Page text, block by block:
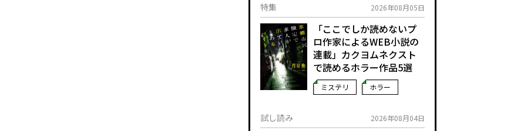
特集 2026年08月05日
「ここでしか読めないプ
ロ作家によるWEB小説の
連載」――カクヨムネクスト
で読めるホラー作品5選
ミステリ ホラー
試し読み 2026年08月04日